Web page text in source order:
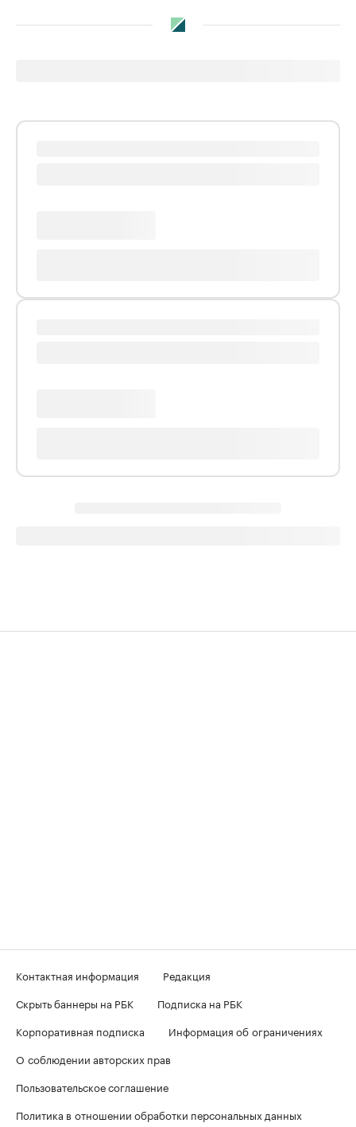
Контактная информация
Редакция
Скрыть баннеры на РБК
Подписка на РБК
Корпоративная подписка
Информация об ограничениях
О соблюдении авторских прав
Пользовательское соглашение
Политика в отношении обработки персональных данных